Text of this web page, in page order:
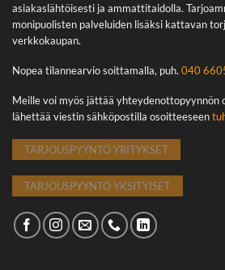
asiakaslähtöisesti ja ammattitaidolla.
monipuolisten palveluiden lisäksi kattavan
verkkokaupan.
Nopea tilannearvio soittamalla, puh. 040
Meille voi myös jättää yhteydenottopyynnön
lähettää viestin sähköpostilla osoitteeseen
TARJOUSPYYNTÖ YRITYKSET
TARJOUSPYYNTÖ YKSITYISET